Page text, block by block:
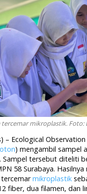
tercemar mikroplastik. Foto:
– Ecological
) mengambil sampel
Sampel tersebut diteliti
58 Surabaya.
tercemarmikroplastik
fiber, dua filamen, dan